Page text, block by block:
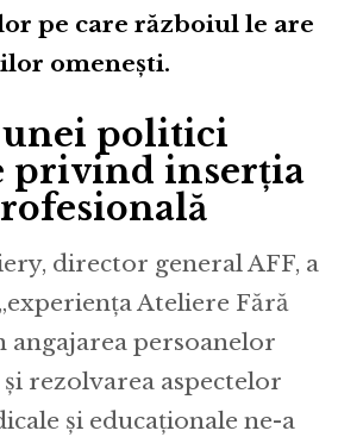
pe care războiul le are
omenești.
unei politici
privind inserția
director general AFF, a
Ateliere Fără
angajarea persoanelor
rezolvarea aspectelor
și educaționale ne-a